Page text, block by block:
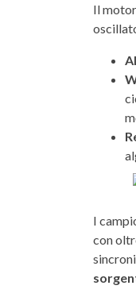
Il
I
con